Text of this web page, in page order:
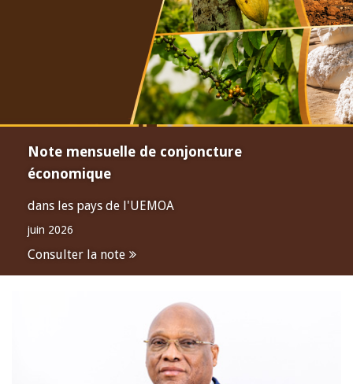
Note mensuelle de conjoncture
économique
dans les pays de l'UEMOA
juin 2026
Consulter la note